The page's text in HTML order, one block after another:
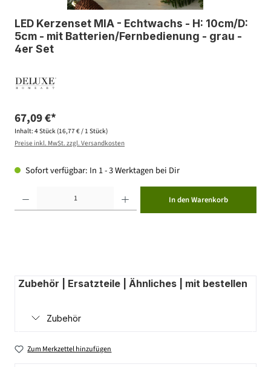
LED Kerzenset MIA - Echtwachs - H: 10cm/D:
5cm - mit Batterien/Fernbedienung - grau -
4er Set
67,09 €*
Inhalt: 4 Stück (16,77 € / 1 Stück)
Preise inkl. MwSt. zzgl. Versandkosten
Sofort verfügbar: In 1 - 3 Werktagen bei Dir
In den Warenkorb
Zubehör | Ersatzteile | Ähnliches | mit bestellen
Zubehör
Zum Merkzettel hinzufügen